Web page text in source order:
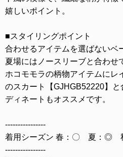
嬉しいポイント。
■スタイリングポイント
合わせるアイテムを選ばないベ
夏場にはノースリーブと合わせ
ホコモモラの柄物アイテムに
のスカート【GJHGB52220】
ディネートもオススメです。
----------------
着用シーズン 春：〇 夏：◎
----------------